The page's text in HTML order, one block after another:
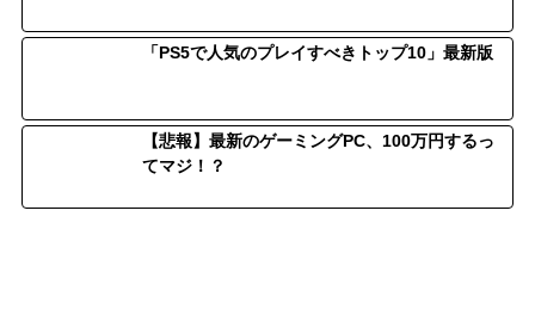
「PS5で人気のプレイすべきトップ10」最新版
【悲報】最新のゲーミングPC、100万円するっ
てマジ！？